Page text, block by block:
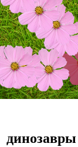
динозавры